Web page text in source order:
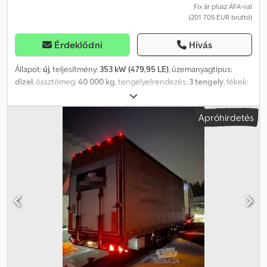
Fix ár plusz ÁFA-val
(201 705 EUR bruttó)
Érdeklődni Hívás
Állapot:új, teljesítmény: 353 kW (479,95 LE), üzemanyagtípus:
dízel, össztömeg:40 000 kg, tengelyelrendezés: 3 tengely, fékek:
, hajtástípus:automata
Euro 6, teljes szélesség:2 550 mm, teljes magasság:4 000 mm,
15 500 mm, rakodótér
2 480 mm , raktérmagasság:
, Felszereltség:ABS, elektronikus stabilitásprogram (ESP),
légkondicionálás, navigációs rendszer, állófűtés
26.480 H&W tandem pótkocsival * MAN Soundsystem Advanced
mélynyomóval * MAN Mediasystem Advanced 7 colos navigációs
rendszer * Infotainment vezérlés MAN SmartSelect * Csatlakozási
modul (RIO Box) Dwjdevhvdijpfx Ap Dea * Navigációs térkép
Európa és Oroszország * 2. fekvőhely * Hűtőszekrény * Tetőablak
* Állófűtés ----* Tempomat (ACC) * Elektronikus stabilitásprogram
(ESP) * Vonóerő szabályozás (ASR) * Sávtartó asszisztens *
Figyelemasszisztens MAN AttentionGuard * Retarder * Teljes
Apróhirdetés